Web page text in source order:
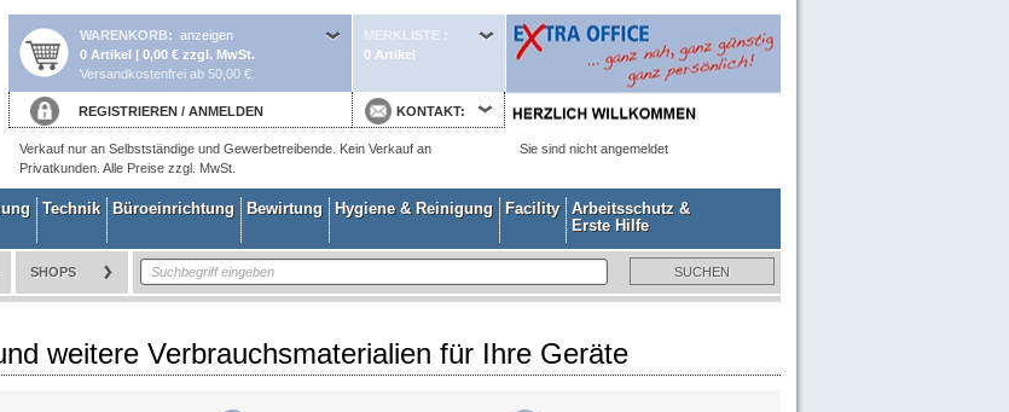
WARENKORB
anzeigen
0 Artikel | 0,00 € zzgl. MwSt.
Versandkostenfrei ab 50,00 €.
MERKLISTE
0 Artikel
REGISTRIEREN / ANMELDEN KONTAKT
Verkauf nur an Selbstständige und Gewerbetreibende. Kein Verkauf an
Privatkunden. Alle Preise zzgl. MwSt.
Sie sind nicht angemeldet
Technik Büroeinrichtung Bewirtung Hygiene & Reinigung Facility
Arbeitsschutz &
Erste Hilfe
SHOPS
weitere Verbrauchsmaterialien für Ihre Geräte